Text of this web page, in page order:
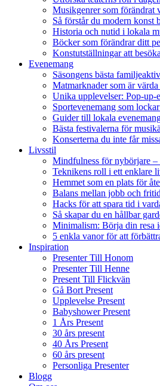
Musikgenrer som förändrat
Så förstår du modern konst
Historia och nutid i lokala
Böcker som förändrar ditt
Konstutställningar att
Evenemang
Säsongens bästa
Matmarknader som är värda
Unika upplevelser: Pop-up-
Sportevenemang som
Guider till lokala
Bästa festivalerna för
Konserterna du inte får
Livsstil
Mindfulness för nybörjare –
Teknikens roll i ett enklare
Hemmet som en plats för
Balans mellan jobb och
Hacks för att spara tid i
Så skapar du en hållbar
Minimalism: Börja din resa
5 enkla vanor för att
Inspiration
Presenter Till Honom
Presenter Till Henne
Present Till Flickvän
Gå Bort Present
Upplevelse Present
Babyshower Present
1 Års Present
30 års present
40 Års Present
60 års present
Personliga Presenter
Blogg